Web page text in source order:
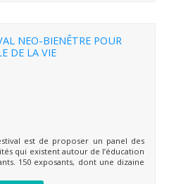
NEO-BIENÊTRE POUR
DE LA VIE
est de proposer un panel des
qui existent autour de l’éducation
150 exposants, dont une dizaine